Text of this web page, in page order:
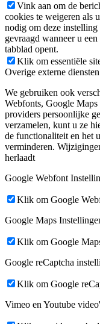
Vink aan om de
cookies te weigeren als
nodig om deze
gevraagd wanneer u
tabblad opent.
Klik om essentiële
Overige externe diensten
We gebruiken ook
Webfonts, Google
providers persoonlijke
verzamelen, kunt u ze
de functionaliteit en het
verminderen.
herlaadt
Google Webfont
Klik om Google
Google Maps
Klik om Google
Google reCaptcha
Klik om Google
Vimeo en Youtube